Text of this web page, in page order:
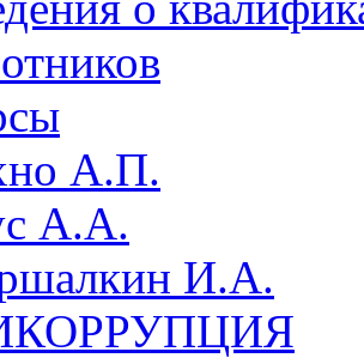
А.П.
А.А.
И.А.